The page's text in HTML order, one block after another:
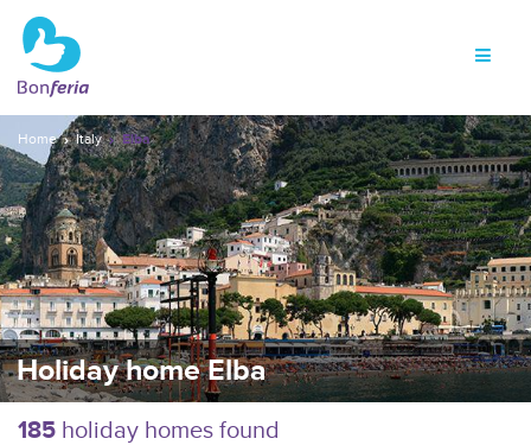
Home Italy Elba
Holiday home Elba
185 holiday homes found